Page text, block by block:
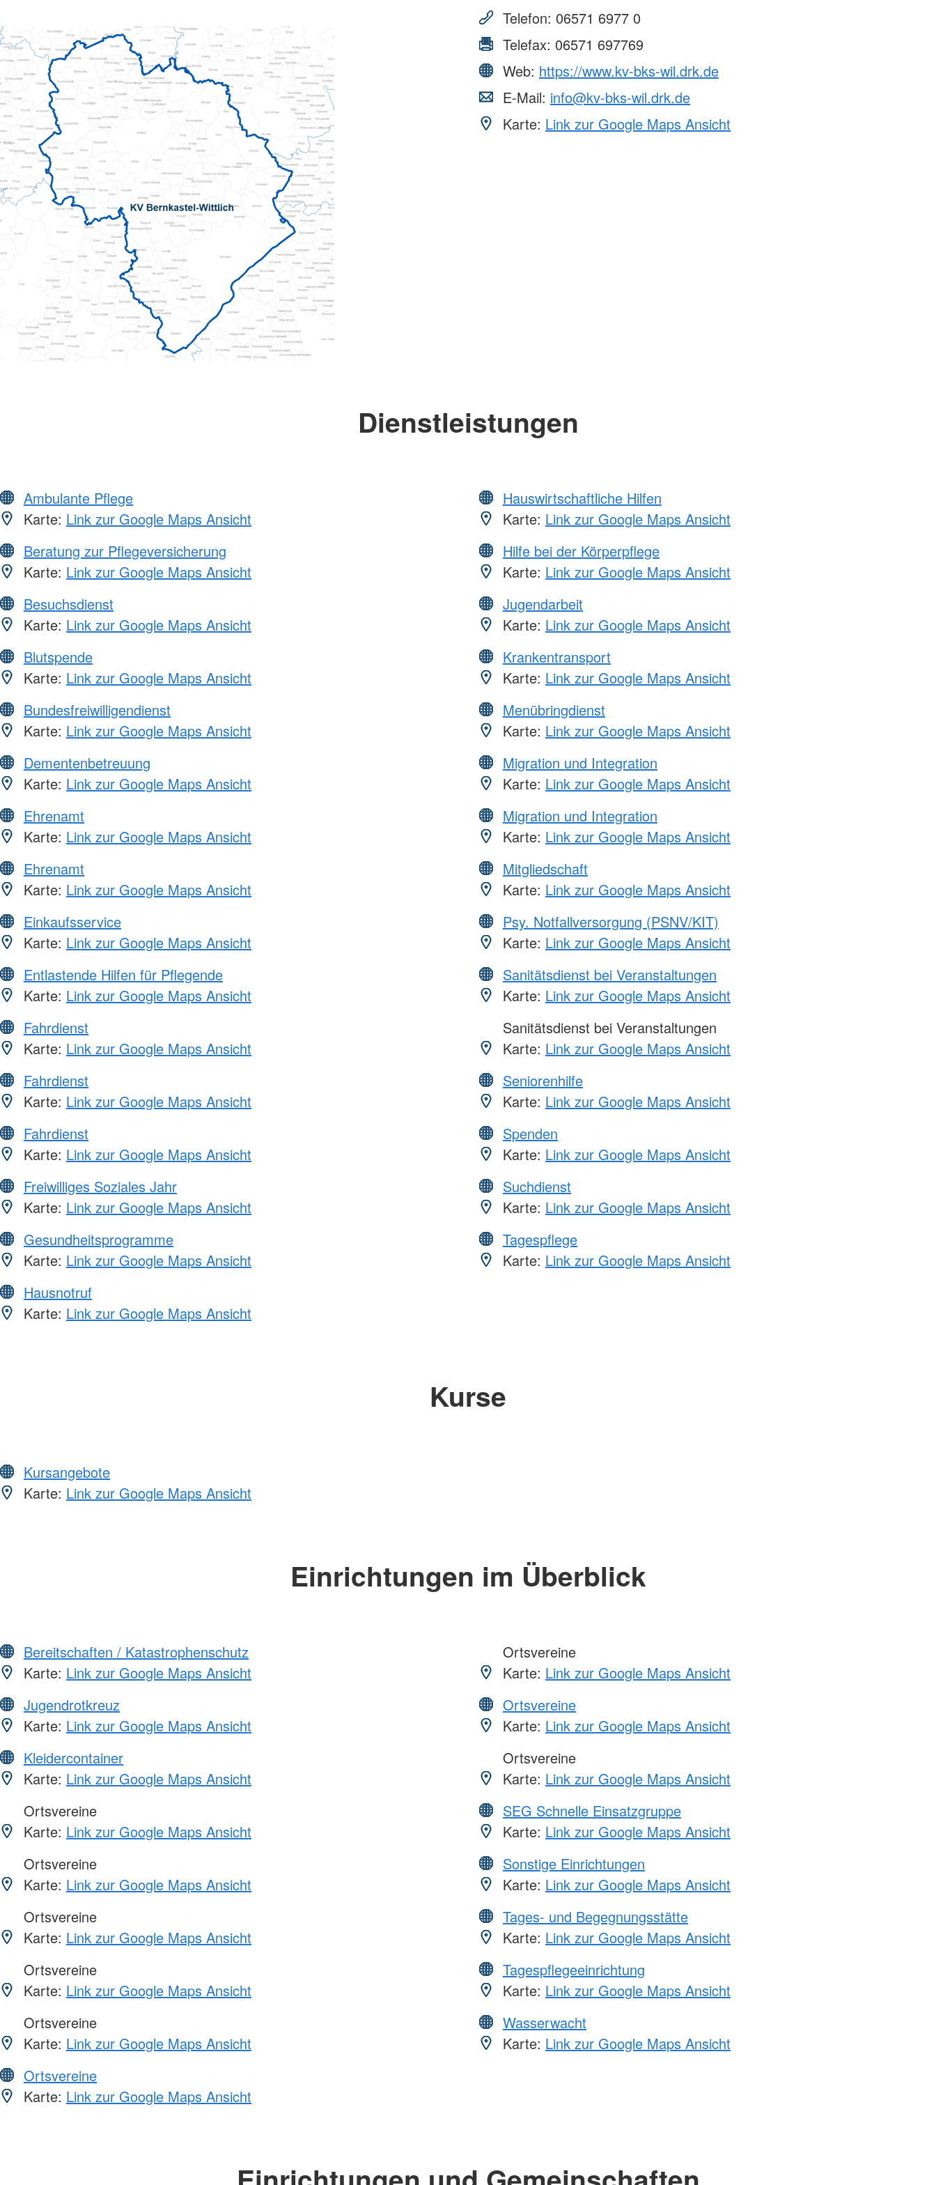
Servicewohnen-Sonnenpark
Tages-Pflege
Telefon: 06571 6977 0
Telefax: 06571 697769
Web: https://www.kv-bks-wil.drk.de
E-Mail: info@kv-bks-wil.drk.de
Karte: Link zur Google Maps Ansicht
Dienstleistungen
Ambulante Pflege
Karte: Link zur Google Maps Ansicht
Beratung zur Pflegeversicherung
Karte: Link zur Google Maps Ansicht
Besuchsdienst
Karte: Link zur Google Maps Ansicht
Blutspende
Karte: Link zur Google Maps Ansicht
Bundesfreiwilligendienst
Karte: Link zur Google Maps Ansicht
Dementenbetreuung
Karte: Link zur Google Maps Ansicht
Ehrenamt
Karte: Link zur Google Maps Ansicht
Ehrenamt
Karte: Link zur Google Maps Ansicht
Einkaufsservice
Karte: Link zur Google Maps Ansicht
Entlastende Hilfen für Pflegende
Karte: Link zur Google Maps Ansicht
Fahrdienst
Karte: Link zur Google Maps Ansicht
Fahrdienst
Karte: Link zur Google Maps Ansicht
Fahrdienst
Karte: Link zur Google Maps Ansicht
Freiwilliges Soziales Jahr
Karte: Link zur Google Maps Ansicht
Gesundheitsprogramme
Karte: Link zur Google Maps Ansicht
Hausnotruf
Karte: Link zur Google Maps Ansicht
Hauswirtschaftliche Hilfen
Karte: Link zur Google Maps Ansicht
Hilfe bei der Körperpflege
Karte: Link zur Google Maps Ansicht
Jugendarbeit
Karte: Link zur Google Maps Ansicht
Krankentransport
Karte: Link zur Google Maps Ansicht
Menübringdienst
Karte: Link zur Google Maps Ansicht
Migration und Integration
Karte: Link zur Google Maps Ansicht
Migration und Integration
Karte: Link zur Google Maps Ansicht
Mitgliedschaft
Karte: Link zur Google Maps Ansicht
Psy. Notfallversorgung (PSNV/KIT)
Karte: Link zur Google Maps Ansicht
Sanitätsdienst bei Veranstaltungen
Karte: Link zur Google Maps Ansicht
Sanitätsdienst bei Veranstaltungen
Karte: Link zur Google Maps Ansicht
Seniorenhilfe
Karte: Link zur Google Maps Ansicht
Spenden
Karte: Link zur Google Maps Ansicht
Suchdienst
Karte: Link zur Google Maps Ansicht
Tagespflege
Karte: Link zur Google Maps Ansicht
Kurse
Kursangebote
Karte: Link zur Google Maps Ansicht
Einrichtungen im Überblick
Bereitschaften / Katastrophenschutz
Karte: Link zur Google Maps Ansicht
Jugendrotkreuz
Karte: Link zur Google Maps Ansicht
Kleidercontainer
Karte: Link zur Google Maps Ansicht
Ortsvereine
Karte: Link zur Google Maps Ansicht
Ortsvereine
Karte: Link zur Google Maps Ansicht
Ortsvereine
Karte: Link zur Google Maps Ansicht
Ortsvereine
Karte: Link zur Google Maps Ansicht
Ortsvereine
Karte: Link zur Google Maps Ansicht
Ortsvereine
Karte: Link zur Google Maps Ansicht
Ortsvereine
Karte: Link zur Google Maps Ansicht
Ortsvereine
Karte: Link zur Google Maps Ansicht
Ortsvereine
Karte: Link zur Google Maps Ansicht
SEG Schnelle Einsatzgruppe
Karte: Link zur Google Maps Ansicht
Sonstige Einrichtungen
Karte: Link zur Google Maps Ansicht
Tages- und Begegnungsstätte
Karte: Link zur Google Maps Ansicht
Tagespflegeeinrichtung
Karte: Link zur Google Maps Ansicht
Wasserwacht
Karte: Link zur Google Maps Ansicht